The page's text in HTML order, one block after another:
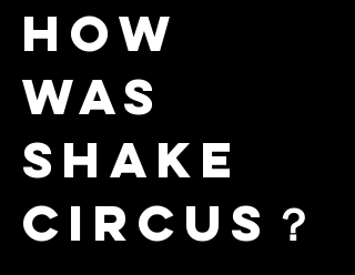
HOW
WAS
SHAKE
CIRCUS？